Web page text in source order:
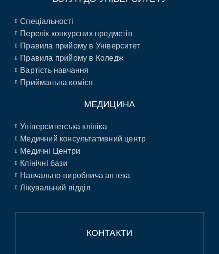
Спеціальності
Перелік конкурсних предметів
Правила прийому в Університет
Правила прийому в Коледж
Вартість навчання
Приймальна коміся
МЕДИЦИНА
Університетська клініка
Медичний консультативний центр
Медичні Центри
Клінічні бази
Навчально-виробнича аптека
Лікувальний відділ
КОНТАКТИ